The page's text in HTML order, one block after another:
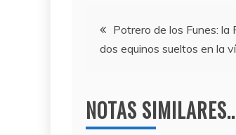
b
o
k
a
m
A
p
Navegación
de
entradas
Potrero de los Funes: la
dos equinos sueltos en la
NOTAS